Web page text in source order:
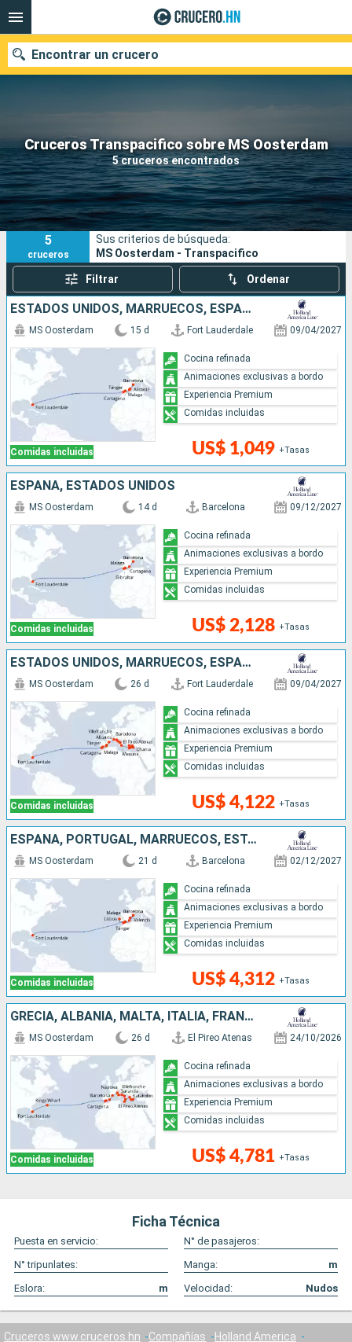
Cruceros Transpacifico sobre MS Oosterdam
5 cruceros encontrados
Encontrar un crucero
Nuestros destinos
Fecha de salida
Puertos Compañías
Buscar
5
cruceros
Sus criterios de búsqueda:
MS Oosterdam - Transpacifico
Filtrar Ordenar
ESTADOS UNIDOS, MARRUECOS, ESPAÑA
Comidas incluidas
MS Oosterdam 15 d Fort Lauderdale 09/04/2027
US$ 1,049 +Tasas
Cocina refinada
Animaciones exclusivas a bordo
Experiencia Premium
Comidas incluidas
ESPAÑA, ESTADOS UNIDOS
Comidas incluidas
MS Oosterdam 14 d Barcelona 09/12/2027
US$ 2,128 +Tasas
Cocina refinada
Animaciones exclusivas a bordo
Experiencia Premium
Comidas incluidas
ESTADOS UNIDOS, MARRUECOS, ESPAÑA, FRANCIA, ITALIA, GRECIA, TURQUÍA
Comidas incluidas
MS Oosterdam 26 d Fort Lauderdale 09/04/2027
US$ 4,122 +Tasas
Cocina refinada
Animaciones exclusivas a bordo
Experiencia Premium
Comidas incluidas
ESPAÑA, PORTUGAL, MARRUECOS, ESTADOS UNIDOS
Comidas incluidas
MS Oosterdam 21 d Barcelona 02/12/2027
US$ 4,312 +Tasas
Cocina refinada
Animaciones exclusivas a bordo
Experiencia Premium
Comidas incluidas
GRECIA, ALBANIA, MALTA, ITALIA, FRANCIA, ESPAÑA, BERMUDAS, ESTADOS UNIDOS
Comidas incluidas
MS Oosterdam 26 d El Pireo Atenas 24/10/2026
US$ 4,781 +Tasas
Cocina refinada
Animaciones exclusivas a bordo
Experiencia Premium
Comidas incluidas
Ficha Técnica
Puesta en servicio:
N° de pasajeros:
N° tripunlates:
Manga:
m
Eslora:
m Velocidad: Nudos
Cruceros www.cruceros.hn Compañías
Holland America